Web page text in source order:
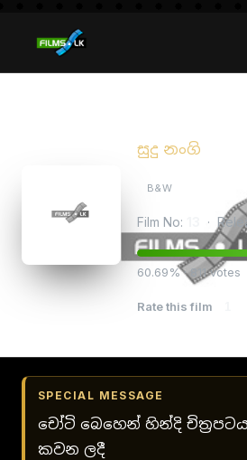
සුදු නංගි
B&W
Film No: ·
60.69% · 811 votes
Rate this film
SPECIAL MESSAGE
චෝටි බෙහෙන් හින්දි
කවන ලදී